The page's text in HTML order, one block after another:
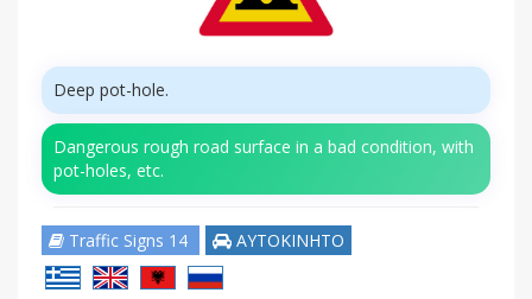
Deep pot-hole.
Dangerous rough road surface in a bad condition, with
pot-holes, etc.
Traffic Signs 14 ΑΥΤΟΚΙΝΗΤΟ